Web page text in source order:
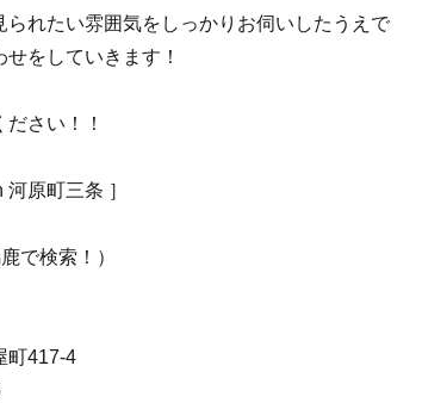
られたい雰囲気をしっかりお伺いしたうえで
をしていきます！
さい！！
河原町三条 ］
で検索！）
町417-4